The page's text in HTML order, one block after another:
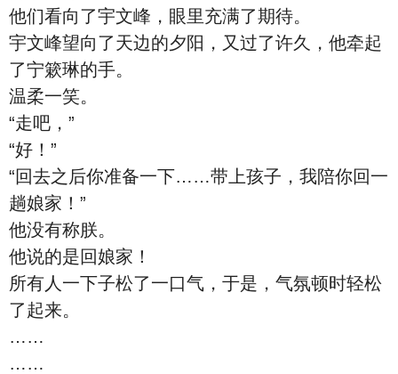
他们看向了宇文峰，眼里充满了期待。
宇文峰望向了天边的夕阳，又过了许久，他牵起
了宁簌琳的手。
温柔一笑。
“走吧，”
“好！”
“回去之后你准备一下……带上孩子，我陪你回一
趟娘家！”
他没有称朕。
他说的是回娘家！
所有人一下子松了一口气，于是，气氛顿时轻松
了起来。
……
……